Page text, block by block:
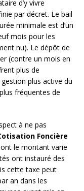
d’y vivre
par décret. Le bail
minimale est d’un
mois pour les
nu). Le dépôt de
(contre un mois en
plus de
plus active du
fréquentes de
à ne pas
Foncière
le montant varie
ont instauré des
cette taxe peut
an dans les